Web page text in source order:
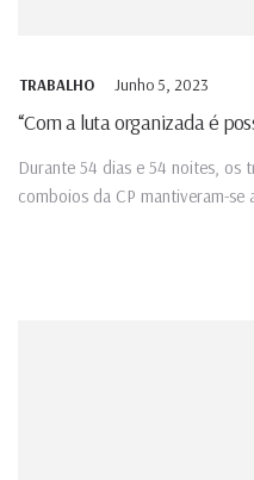
TRABALHO Junho 5, 2023
“Com a luta organizada é
Durante 54 dias e 54 noites, os
comboios da CP mantiveram-se